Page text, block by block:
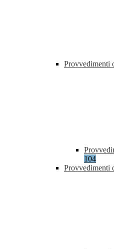
Provvedimenti
104
Provvedimenti